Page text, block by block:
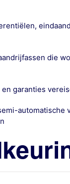
die
garanties
automatische